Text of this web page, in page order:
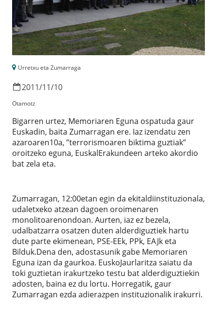
Urretxu eta Zumarraga
2011/11/10
Otamotz
Bigarren urtez, Memoriaren Eguna ospatuda gaur
Euskadin, baita Zumarragan ere. Iaz izendatu zen
azaroaren10a, ”terrorismoaren biktima guztiak”
oroitzeko eguna, EuskalErakundeen arteko akordio
bat zela eta.
Zumarragan, 12:00etan egin da ekitaldiinstituzionala,
udaletxeko atzean dagoen oroimenaren
monolitoarenondoan. Aurten, iaz ez bezela,
udalbatzarra osatzen duten alderdiguztiek hartu
dute parte ekimenean, PSE-EEk, PPk, EAJk eta
Bilduk.Dena den, adostasunik gabe Memoriaren
Eguna izan da gaurkoa. EuskoJaurlaritza saiatu da
toki guztietan irakurtzeko testu bat alderdiguztiekin
adosten, baina ez du lortu. Horregatik, gaur
Zumarragan ezda adierazpen instituzionalik irakurri.